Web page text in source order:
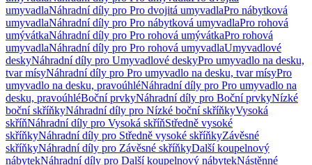
umyvadlaNáhradní díly pro Pro dvojitá umyvadlaPro nábytková
umyvadlaNáhradní díly pro Pro nábytková umyvadlaPro rohová
umývátkaNáhradní díly pro Pro rohová umývátkaPro rohová
umyvadlaNáhradní díly pro Pro rohová umyvadlaUmyvadlové
deskyNáhradní díly pro Umyvadlové deskyPro umyvadlo na desku,
tvar mísyNáhradní díly pro Pro umyvadlo na desku, tvar mísyPro
umyvadlo na desku, pravoúhléNáhradní díly pro Pro umyvadlo na
desku, pravoúhléBoční prvkyNáhradní díly pro Boční prvkyNízké
boční skříňkyNáhradní díly pro Nízké boční skříňkyVysoká
skříňNáhradní díly pro Vysoká skříňStředně vysoké
skříňkyNáhradní díly pro Středně vysoké skříňkyZávěsné
skříňkyNáhradní díly pro Závěsné skříňkyDalší koupelnový
nábytekNáhradní díly pro Další koupelnový nábytekNástěnné